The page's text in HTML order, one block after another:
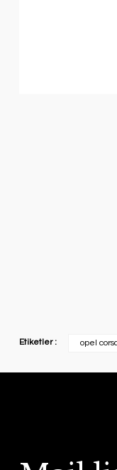
Etiketler : opel